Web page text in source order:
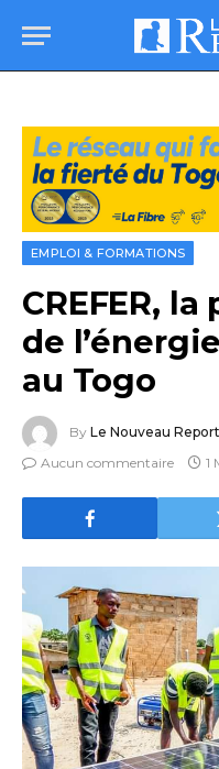
EMPLOI & FORMATIONS
CREFER,
de
au Togo
By Le Nouveau
Aucun commentaire
1